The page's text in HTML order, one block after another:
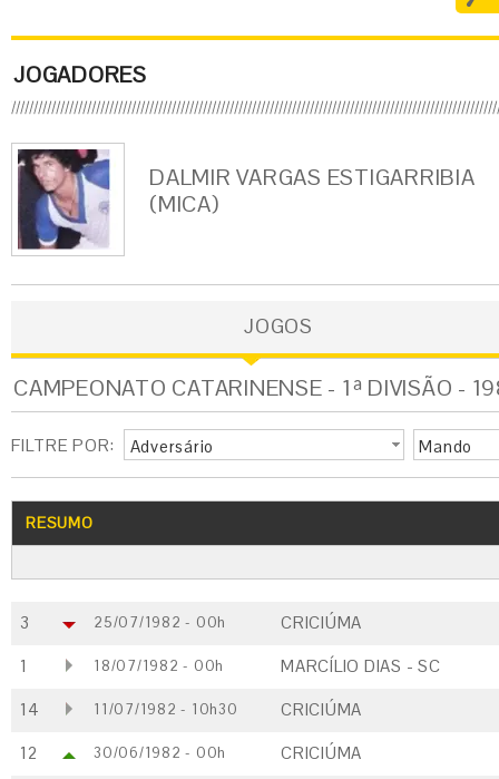
JOGADORES
DALMIR VARGAS ESTIGARRIBIA
(MICA)
JOGOS
CAMPEONATO CATARINENSE - 1ª DIVISÃO -
FILTRE POR: Adversário Mando
RESUMO
3 25/07/1982 - 00h CRICIÚMA
1 18/07/1982 - 00h MARCÍLIO DIAS - SC
14 11/07/1982 - 10h30 CRICIÚMA
12 30/06/1982 - 00h CRICIÚMA